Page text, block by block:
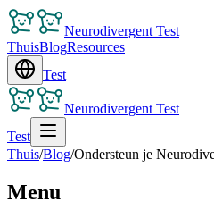
Neurodivergent Test
ThuisBlogResources
Test
Neurodivergent Test
Test
Thuis/Blog/Ondersteun je
Menu